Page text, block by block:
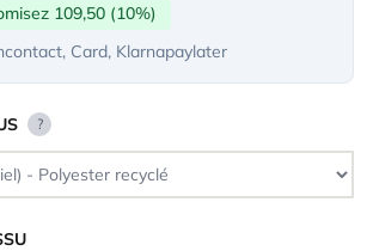
109,50 (10%)
Card, Klarnapaylater
?